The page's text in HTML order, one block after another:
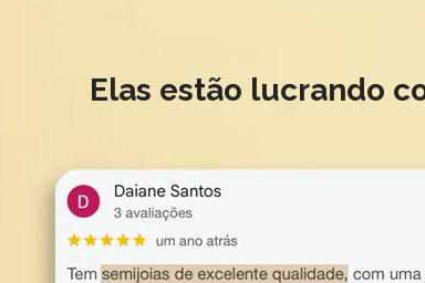
Elas estão lucrando